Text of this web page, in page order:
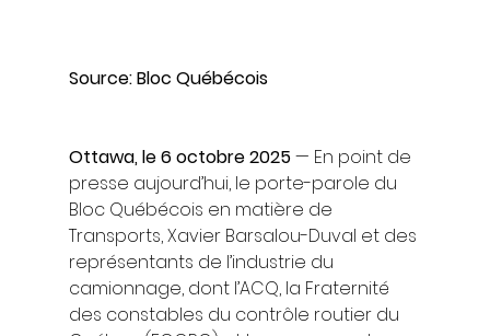
Source: Bloc Québécois
Ottawa, le 6 octobre 2025 — En point de
presse aujourd’hui, le porte-parole du
Bloc Québécois en matière de
Transports, Xavier Barsalou-Duval et des
représentants de l’industrie du
camionnage, dont l’ACQ, la Fraternité
des constables du contrôle routier du